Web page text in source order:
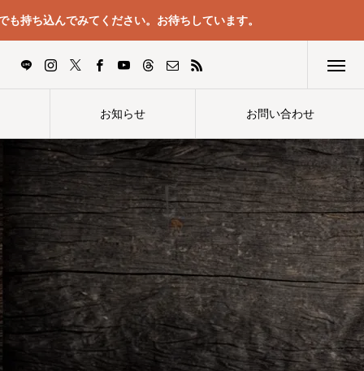
持ち込んでみてください。お待ちしています。
お知らせ お問い合わせ